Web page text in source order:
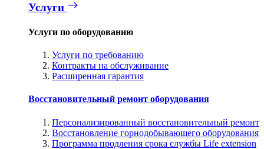
Услуги
Услуги по оборудованию
Услуги по требованию
Контракты на обслуживание
Расширенная гарантия
Восстановительный ремонт оборудования
Персонализированный восстановительный ремонт
Восстановление горнодобывающего оборудования
Программа продления срока службы Life extension